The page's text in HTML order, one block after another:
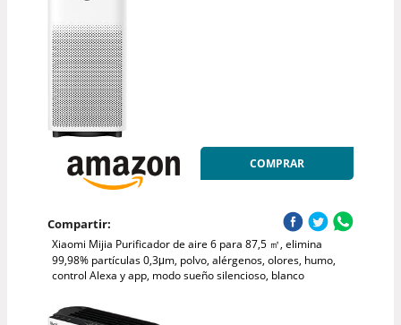
COMPRAR
Compartir:
Xiaomi Mijia Purificador de aire 6 para 87,5 ㎡, elimina
99,98% partículas 0,3μm, polvo, alérgenos, olores, humo,
control Alexa y app, modo sueño silencioso, blanco